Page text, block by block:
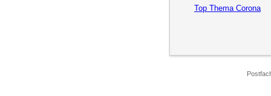
Top Thema Corona